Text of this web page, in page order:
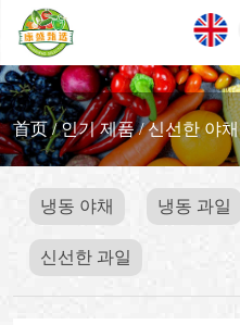
首页/인기 제품/신선한 야채
냉동 야채 냉동 과일
신선한 과일